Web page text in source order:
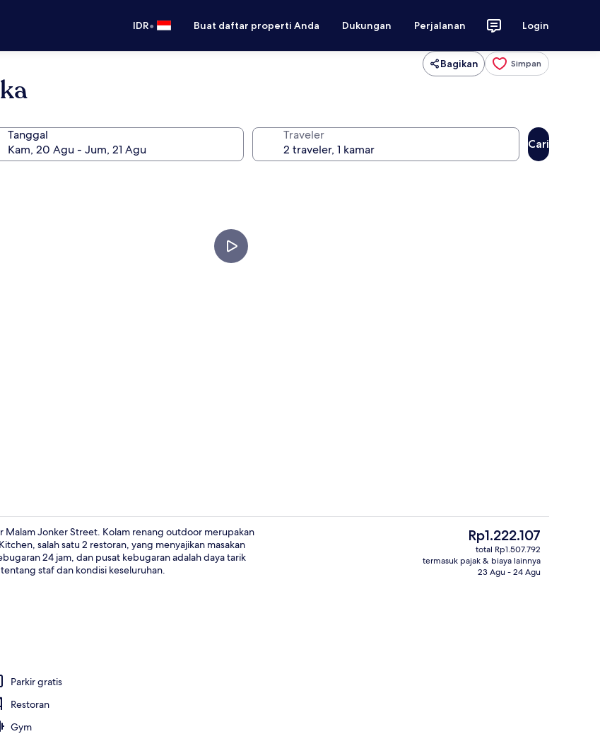
IDR• Buat daftar properti Anda Dukungan Perjalanan Login
Bagikan Simpan
Tanggal Traveler
Cari
2 restoran; melayani sarapan, makan siang, dan makan malam
Jonker Street. Kolam renang outdoor merupakan
salah satu 2 restoran, yang menyajikan masakan
24 jam, dan pusat kebugaran adalah daya tarik
staf dan kondisi keseluruhan.
Parkir gratis
Restoran
Gym
Harga
saat
ini
Rp1.222.107
Rp1.222.107
total Rp1.507.792
termasuk pajak & biaya lainnya
23 Agu - 24 Agu